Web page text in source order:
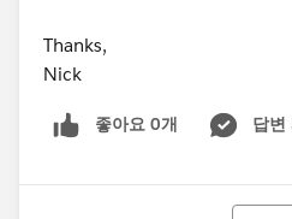
Thanks,
Nick
좋아요 0개 답변